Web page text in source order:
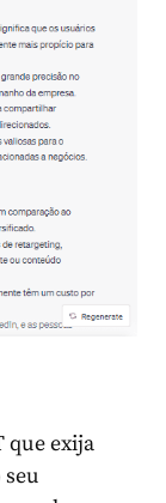
que exija